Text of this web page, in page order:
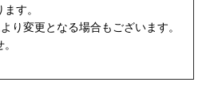
す。
り変更となる場合もございます。